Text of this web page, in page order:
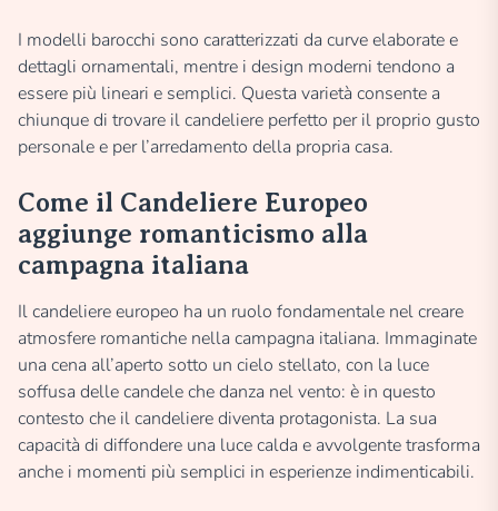
I modelli barocchi sono caratterizzati da curve elaborate e
dettagli ornamentali, mentre i design moderni tendono a
essere più lineari e semplici. Questa varietà consente a
chiunque di trovare il candeliere perfetto per il proprio gusto
personale e per l’arredamento della propria casa.
Come il Candeliere Europeo
aggiunge romanticismo alla
campagna italiana
Il candeliere europeo ha un ruolo fondamentale nel creare
atmosfere romantiche nella campagna italiana. Immaginate
una cena all’aperto sotto un cielo stellato, con la luce
soffusa delle candele che danza nel vento: è in questo
contesto che il candeliere diventa protagonista. La sua
capacità di diffondere una luce calda e avvolgente trasforma
anche i momenti più semplici in esperienze indimenticabili.